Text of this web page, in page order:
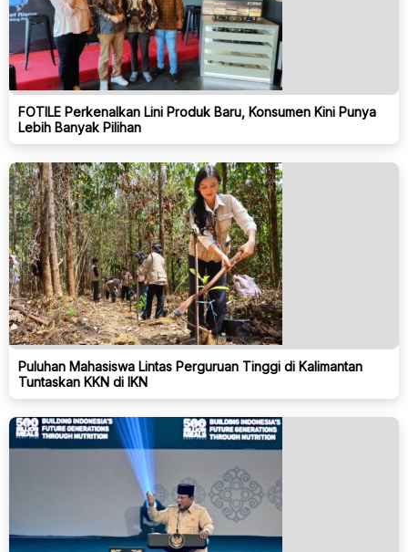
FOTILE Perkenalkan Lini Produk Baru, Konsumen Kini Punya
Lebih Banyak Pilihan
Puluhan Mahasiswa Lintas Perguruan Tinggi di Kalimantan
Tuntaskan KKN di IKN